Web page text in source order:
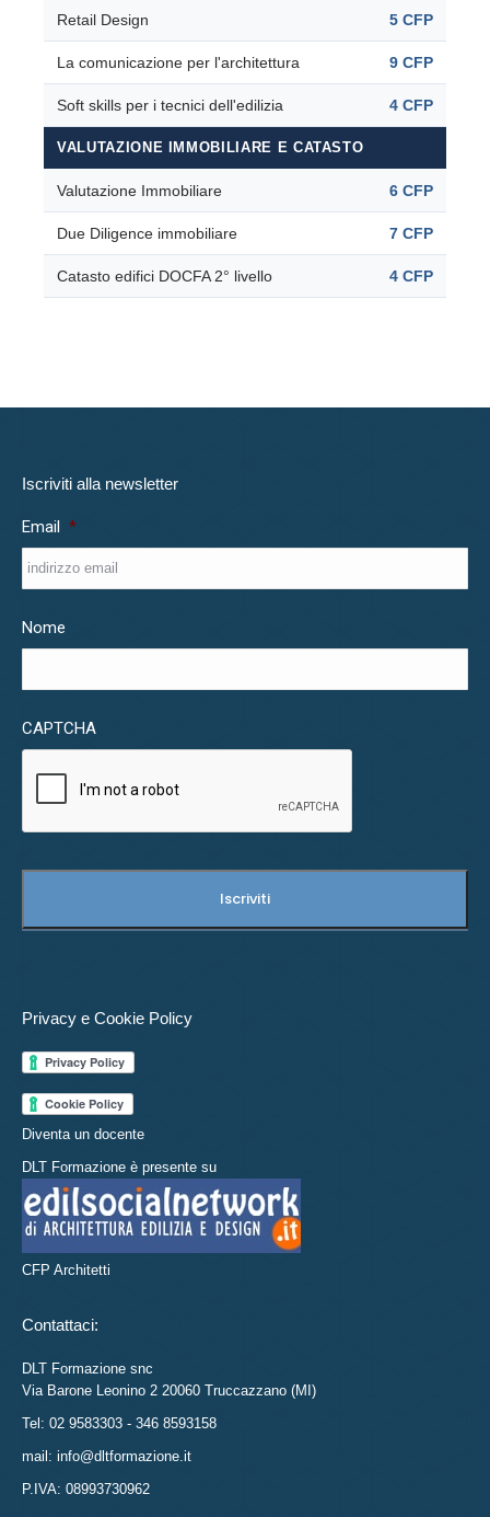
Retail Design 5 CFP
La comunicazione per l'architettura 9 CFP
Soft skills per i tecnici dell'edilizia 4 CFP
VALUTAZIONE IMMOBILIARE E CATASTO
Valutazione Immobiliare 6 CFP
Due Diligence immobiliare 7 CFP
Catasto edifici DOCFA 2° livello 4 CFP
Iscriviti alla newsletter
Email *
Nome
CAPTCHA
Privacy e Cookie Policy
Diventa un docente
DLT Formazione è presente su
CFP Architetti
Contattaci:
DLT Formazione snc
Via Barone Leonino 2 20060 Truccazzano (MI)
Tel: 02 9583303 - 346 8593158
mail: info@dltformazione.it
P.IVA: 08993730962